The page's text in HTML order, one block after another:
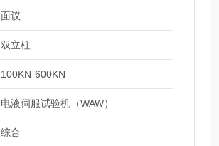
面议
双立柱
100KN-600KN
电液伺服试验机（WAW）
综合